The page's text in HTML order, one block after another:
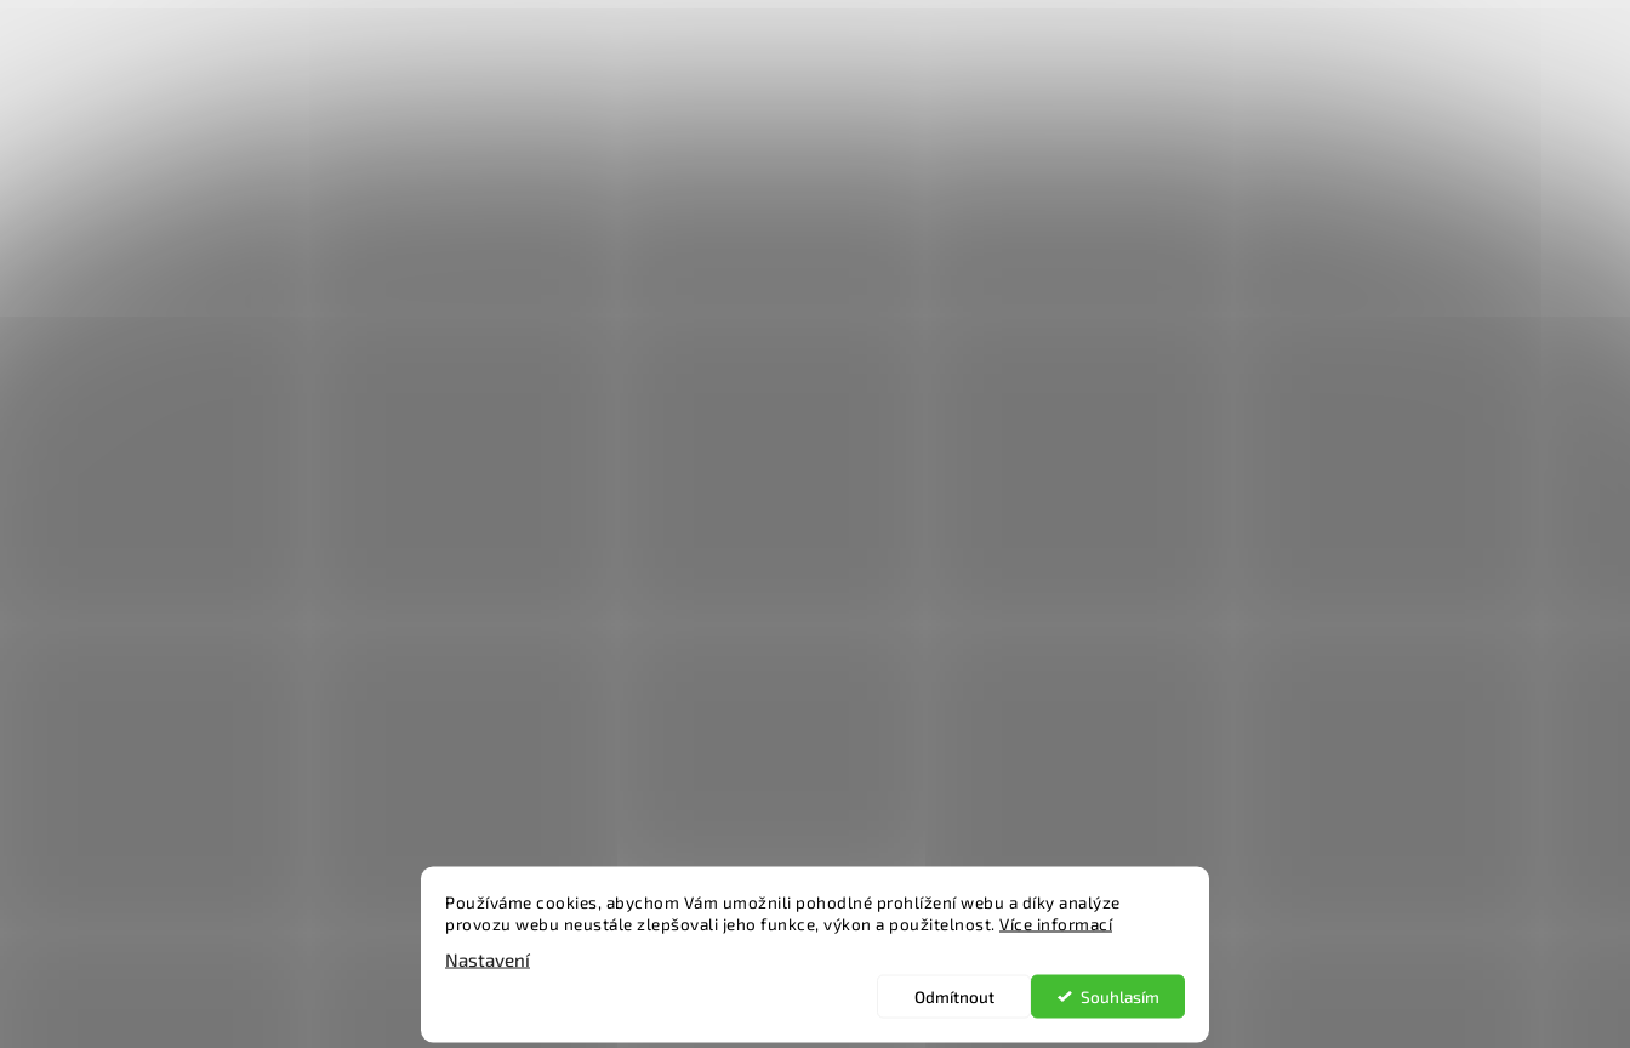
Používáme cookies, abychom Vám umožnili pohodlné prohlížení webu a díky analýze
provozu webu neustále zlepšovali jeho funkce, výkon a použitelnost. Více informací
Nastavení
Odmítnout Souhlasím